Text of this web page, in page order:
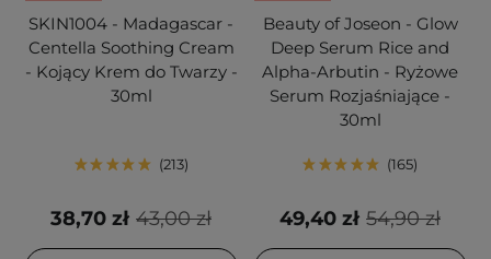
SKIN1004 - Madagascar -
Centella Soothing Cream
- Kojący Krem do Twarzy -
30ml
213
43,00 zł
38,70 zł
Beauty of Joseon - Glow
Deep Serum Rice and
Alpha-Arbutin - Ryżowe
Serum Rozjaśniające -
30ml
165
54,90 zł
49,40 zł